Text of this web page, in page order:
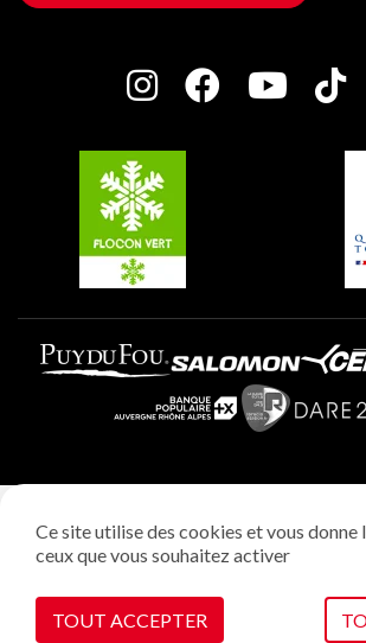
Maison des Propriétaires
Charte des Acteurs Engagés
Plagne Villages
Plagne Aime 2000
Gestion des cookies
Ce site utilise des cookies et vous donne
ceux que vous souhaitez activer
TOUT ACCEPTER